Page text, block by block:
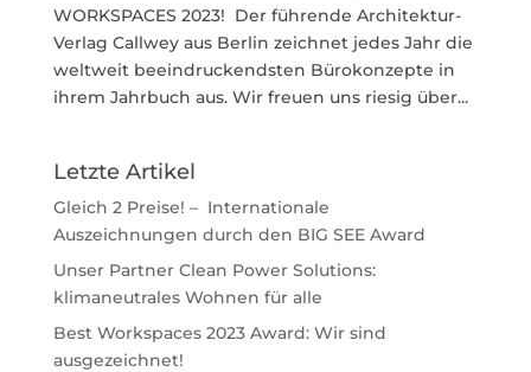
WORKSPACES 2023! Der führende Architektur-
Verlag Callwey aus Berlin zeichnet jedes Jahr die
weltweit beeindruckendsten Bürokonzepte in
ihrem Jahrbuch aus. Wir freuen uns riesig über...
Letzte Artikel
Gleich 2 Preise! – Internationale
Auszeichnungen durch den BIG SEE Award
Unser Partner Clean Power Solutions:
klimaneutrales Wohnen für alle
Best Workspaces 2023 Award: Wir sind
ausgezeichnet!